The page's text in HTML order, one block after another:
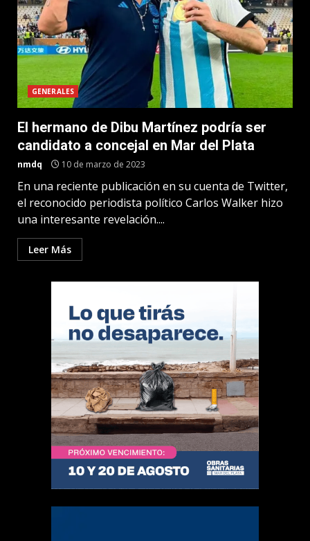
GENERALES
El hermano de Dibu Martínez podría ser
candidato a concejal en Mar del Plata
nmdq 10 de marzo de 2023
En una reciente publicación en su cuenta de Twitter,
el reconocido periodista político Carlos Walker hizo
una interesante revelación....
Leer Más